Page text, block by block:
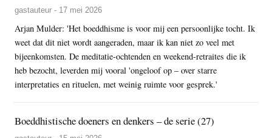
gastauteur - 17 mei 2026
Arjan Mulder: 'Het boeddhisme is voor mij een persoonlijke tocht. Ik
weet dat dit niet wordt aangeraden, maar ik kan niet zo veel met
bijeenkomsten. De meditatie-ochtenden en weekend-retraites die ik
heb bezocht, leverden mij vooral 'ongeloof op – over starre
interpretaties en rituelen, met weinig ruimte voor gesprek.'
Boeddhistische doeners en denkers – de serie (27)